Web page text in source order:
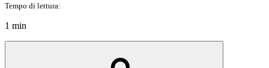
Tempo di lettura:
1 min